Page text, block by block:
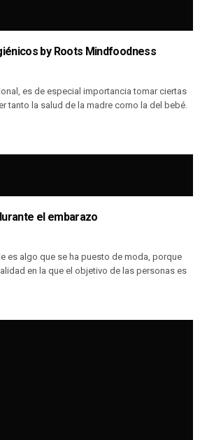
by Roots Mindfoodness
es de especial importancia tomar ciertas
tanto la salud de la madre como la del bebé.
el embarazo
es algo que se ha puesto de moda, porque
en la que el objetivo de las personas es